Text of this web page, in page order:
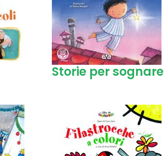
Storie per sognare